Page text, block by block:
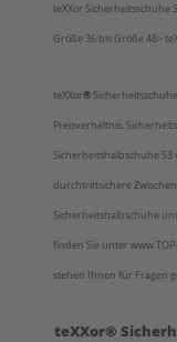
teXXor Sicherheitsschuhe
Größe 36 bis Größe 48>
teXXor®
Preisverhältnis.
Sicherheitshalbschuhe
durchtrittsichere
Sicherheitshalbschuhe
finden Sie unter
stehen Ihnen für Fragen
teXXor®